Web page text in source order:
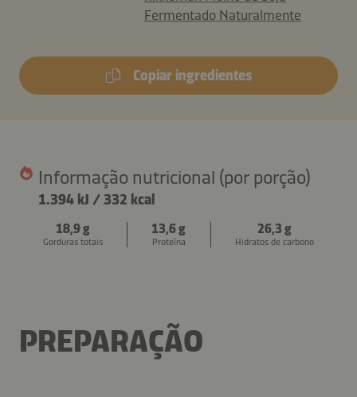
Fermentado Naturalmente
Copiar ingredientes
Informação nutricional (por porção)
1.394 kJ / 332 kcal
18,9 g
Gorduras totais
13,6 g
Proteína
26,3 g
Hidratos de carbono
PREPARAÇÃO